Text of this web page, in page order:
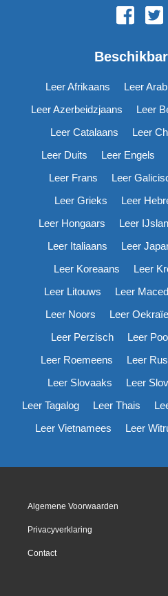
Leer Afrikaans Leer
Leer Azerbeidzjaans
Leer
Leer Catalaans
Leer
Leer Duits
Leer Engels
Leer Frans
Leer
Leer Grieks
Leer
Leer Hongaars
Leer
Leer Italiaans
Leer
Leer Koreaans
Leer
Leer Litouws
Leer
Leer Noors
Leer
Leer Perzisch
Leer
Leer Roemeens
Leer
Leer Slovaaks
Leer
Leer Tagalog
Leer Thais
Leer Vietnamees
Leer
Algemene Voorwaarden
Privacyverklaring
Contact